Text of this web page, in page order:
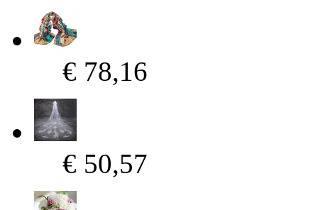
€ 78,16
€ 50,57